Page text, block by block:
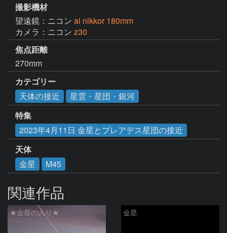
撮影機材
望遠鏡：ニコン ai nikkor 180mm
カメラ：ニコン z30
焦点距離
270mm
カテゴリー
天体の接近
星雲・星団・銀河
特集
2023年4月11日 金星とプレアデス星団の接近
天体
金星
M45
関連作品
★金星の入り★ 金星